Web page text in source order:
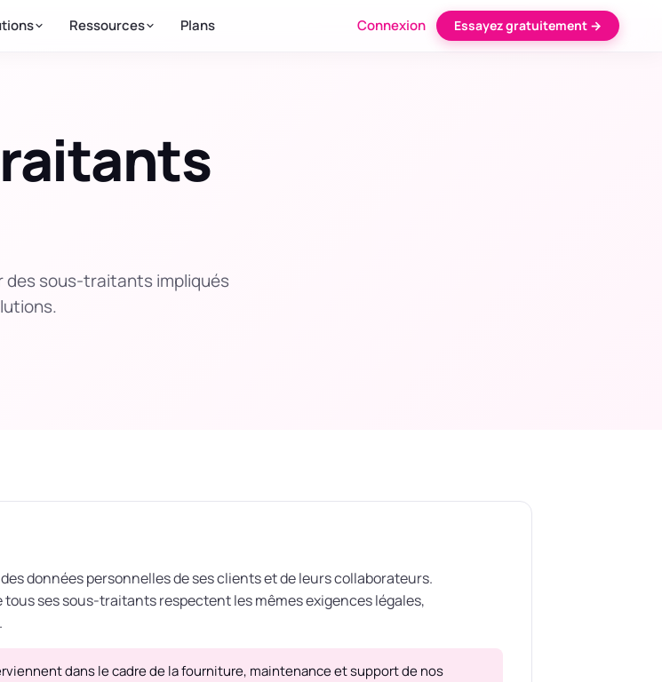
Ressources Plans Connexion Essayez gratuitement →
des sous-traitants impliqués
données personnelles de ses clients et de leurs collaborateurs.
tous ses sous-traitants respectent les mêmes exigences légales,
dans le cadre de la fourniture, maintenance et support de nos